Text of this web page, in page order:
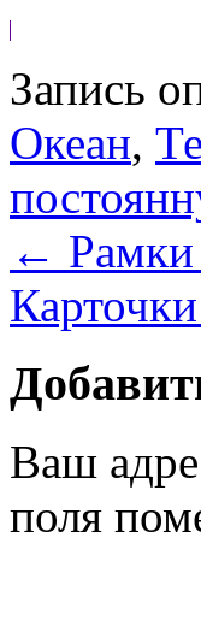
Запись
Океан,
←
Ваш
поля